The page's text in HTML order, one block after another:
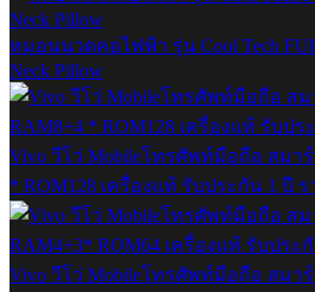
หมอนนวดคอไฟฟ้า รุ่น Cool Tech
Neck Pillow
Vivo วีโว่ Mobileโทรศัพท์มือถือ สมา
* ROM128 เครื่องแท้ รับประกัน 1 ปี
Vivo วีโว่ Mobileโทรศัพท์มือถือ สมา